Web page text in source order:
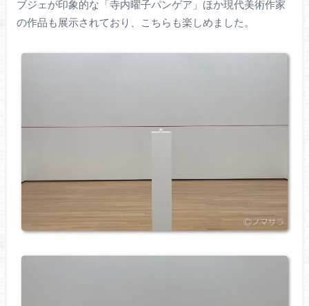
ブジェが印象的な「寺内曜子パンゲア」ほか現代美術作家
の作品も展示されており、こちらも楽しめました。